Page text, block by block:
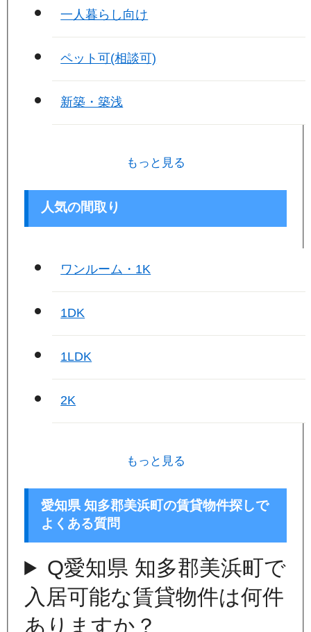
一人暮らし向け
ペット可(相談可)
新築・築浅
もっと見る
人気の間取り
ワンルーム・1K
1DK
1LDK
2K
もっと見る
愛知県 知多郡美浜町の賃貸物件探しで
よくある質問
Q愛知県 知多郡美浜町で
入居可能な賃貸物件は何件
ありますか？